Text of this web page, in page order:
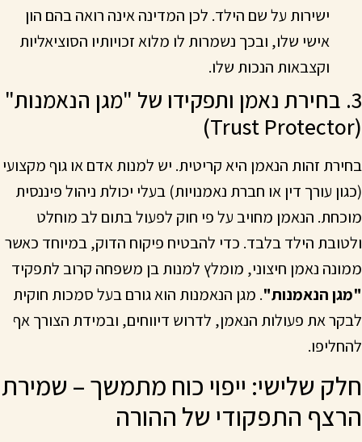
ישירות על שם הילד. לכן המדינה אינה רואה בהם הון
אישי שלו, ובכך נשמרות לו מלוא זכויותיו הסוציאליות
וקצבאות הנכות שלו.
3. בחירת נאמן ותפקידו של "מגן הנאמנות"
(Trust Protector)
בחירת זהות הנאמן היא קריטית. יש למנות אדם או גוף מקצועי
(כגון עורך דין או חברת נאמנויות) בעלי יכולת ניהול פיננסית
מוכחת. הנאמן מחויב על פי חוק לפעול בתום לב מוחלט
ולטובת הילד בלבד. כדי להבטיח פיקוח הדוק, במיוחד כאשר
ממונה נאמן חיצוני, מומלץ למנות בן משפחה קרוב לתפקיד
"מגן הנאמנות". מגן הנאמנות הוא גורם בעל סמכות חוקית
לבקר את פעולות הנאמן, לדרוש דיווחים, ובמידת הצורך אף
להחליפו.
חלק שלישי: ייפוי כוח מתמשך – שמירת
הרצף התפקודי של ההורה